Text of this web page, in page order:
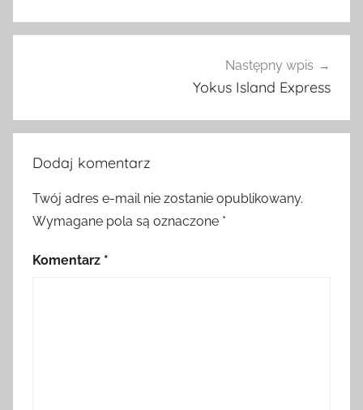
Następny wpis
Yokus Island Express
Dodaj komentarz
Twój adres e-mail nie zostanie opublikowany.
Wymagane pola są oznaczone *
Komentarz *